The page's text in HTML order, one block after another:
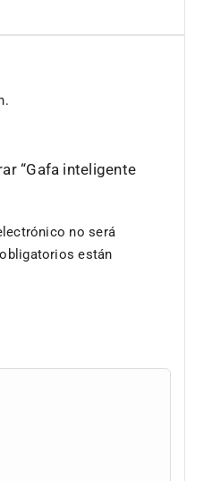
“Gafa inteligente
no será
están